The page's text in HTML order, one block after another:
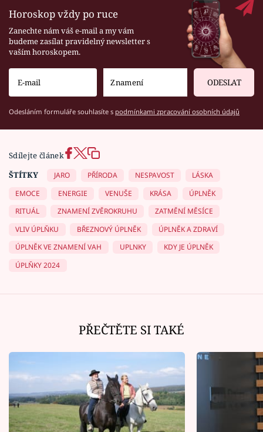
Horoskop vždy po ruce
Zanechte nám váš e-mail a my vám
budeme zasílat pravidelný newsletter s
vaším horoskopem.
ODESLAT
Odesláním formuláře souhlasíte s podmínkami zpracování osobních údajů
Sdílejte článek
ŠTÍTKY
JARO PŘÍRODA NESPAVOST
LÁSKA
EMOCE
ENERGIE VENUŠE KRÁSA
ÚPLNĚK
RITUÁL
ZNAMENÍ ZVĚROKRUHU
ZATMĚNÍ MĚSÍCE
VLIV ÚPLŇKU
BŘEZNOVÝ ÚPLNĚK
ÚPLNĚK A ZDRAVÍ
ÚPLNĚK VE ZNAMENÍ VAH
UPLNKY
KDY JE ÚPLNĚK
ÚPLŇKY 2024
PŘEČTĚTE SI TAKÉ